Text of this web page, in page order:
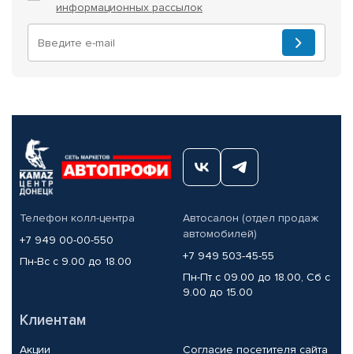
информационных рассылок
Телефон колл-центра
+7 949 00-00-550
Пн-Вс с 9.00 до 18.00
Автосалон (отдел продаж
автомобилей)
+7 949 503-45-55
Пн-Пт с 09.00 до 18.00, Сб с
9.00 до 15.00
Клиентам
Акции Согласие посетителя сайта